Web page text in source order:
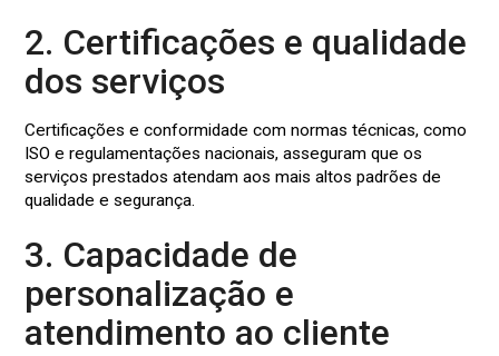
2. Certificações e qualidade
dos serviços
Certificações e conformidade com normas técnicas, como
ISO e regulamentações nacionais, asseguram que os
serviços prestados atendam aos mais altos padrões de
qualidade e segurança.
3. Capacidade de
personalização e
atendimento ao cliente